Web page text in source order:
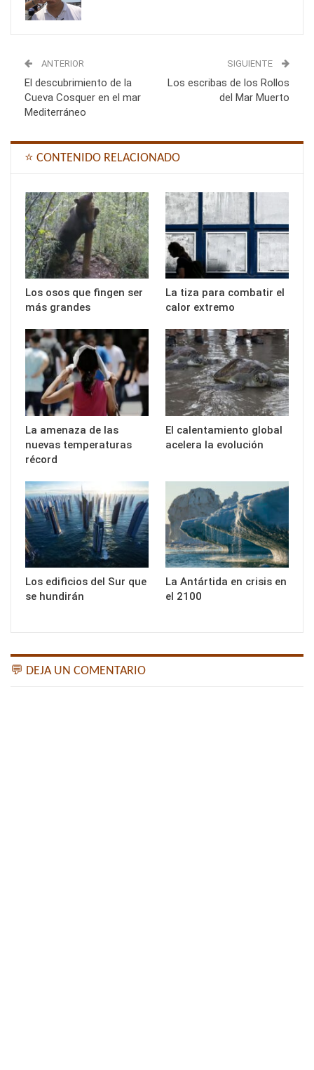
ANTERIOR
El descubrimiento de la
Cueva Cosquer en el mar
Mediterráneo
SIGUIENTE
Los escribas de los Rollos
del Mar Muerto
⭐ CONTENIDO RELACIONADO
Los osos que fingen ser
más grandes
La tiza para combatir el
calor extremo
La amenaza de las
nuevas temperaturas
récord
El calentamiento global
acelera la evolución
Los edificios del Sur que
se hundirán
La Antártida en crisis en
el 2100
💬 DEJA UN COMENTARIO